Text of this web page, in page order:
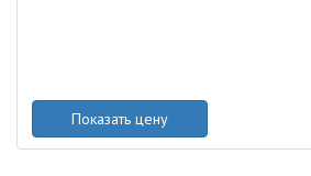
Показать цену